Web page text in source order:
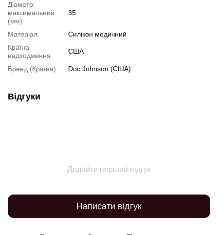
Діаметр:
максимальний
(мм)
35
Матеріал
Силікон медичний
Країна
надходження
США
Бренд (Країна) Doc Johnson (США)
Відгуки
Додайте перший відгук
Написати відгук